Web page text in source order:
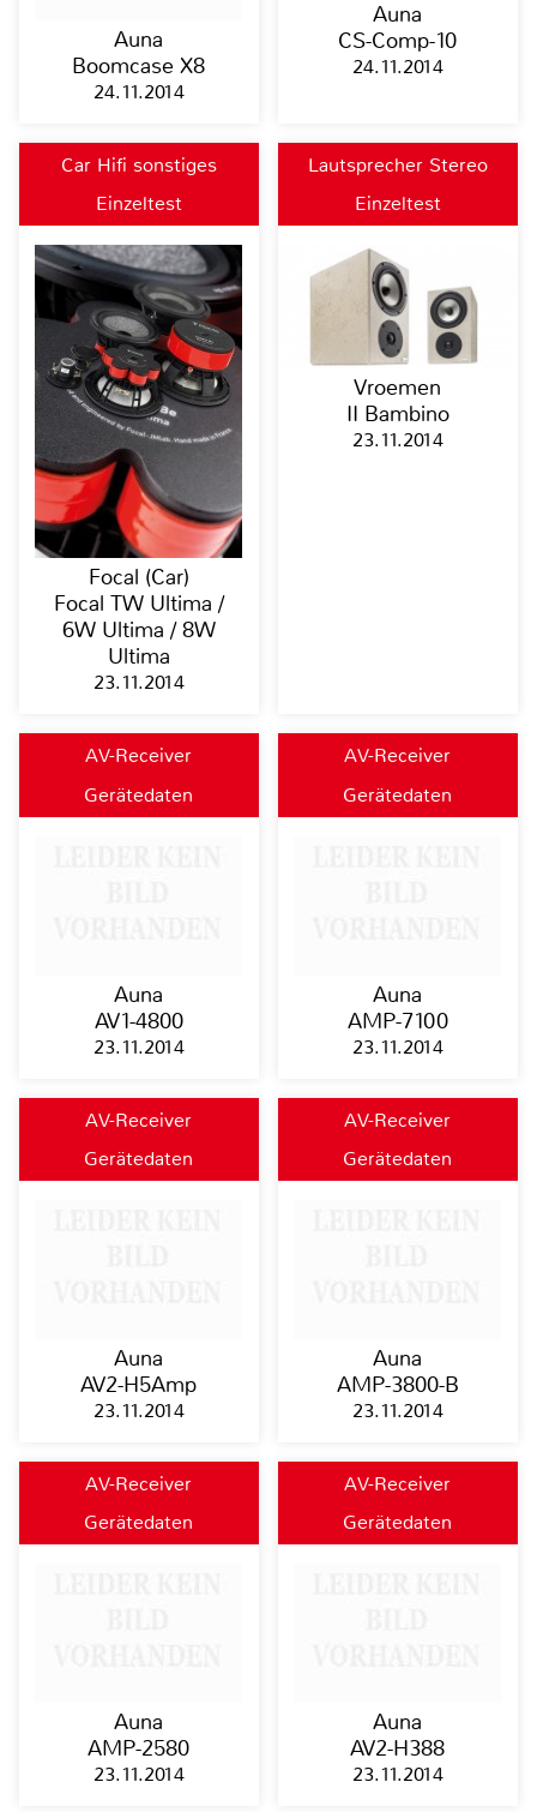
Auna
Boomcase X8
24.11.2014
Auna
CS-Comp-10
24.11.2014
Car Hifi sonstiges
Einzeltest
Focal (Car)
Focal TW Ultima /
6W Ultima / 8W
Ultima
23.11.2014
Lautsprecher Stereo
Einzeltest
Vroemen
II Bambino
23.11.2014
AV-Receiver
Gerätedaten
Auna
AV1-4800
23.11.2014
AV-Receiver
Gerätedaten
Auna
AMP-7100
23.11.2014
AV-Receiver
Gerätedaten
Auna
AV2-H5Amp
23.11.2014
AV-Receiver
Gerätedaten
Auna
AMP-3800-B
23.11.2014
AV-Receiver
Gerätedaten
Auna
AMP-2580
23.11.2014
AV-Receiver
Gerätedaten
Auna
AV2-H388
23.11.2014